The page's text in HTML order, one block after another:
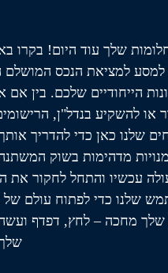
שלך עוד היום! בקרו
למסע למציאת הנכס
הייחודיים שלכם. בין
או להשקיע בנדל"ן,
שלנו כאן כדי להדריך
מדהימות בשוק
עכשיו והתחל לחקור את
שלנו כדי לפתוח עולם של
שלך מחכה – לחץ, דפדף